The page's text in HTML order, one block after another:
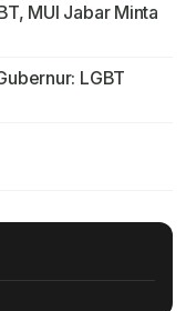
MUI Jabar Minta
LGBT